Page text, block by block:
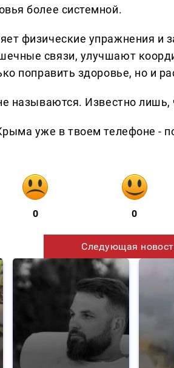
более системной.
физические упражнения и
связи, улучшают
поправить здоровье, но и
называются. Известно лишь,
уже в твоем телефоне -
0 0
Следующая